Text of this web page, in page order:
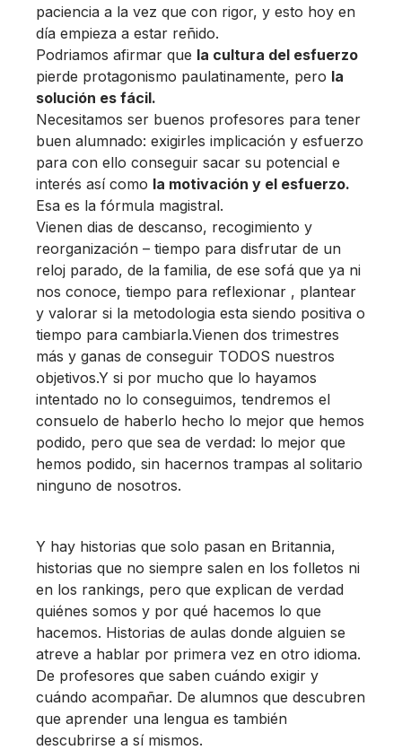
paciencia a la vez que con rigor, y esto hoy en
día empieza a estar reñido.
Podriamos afirmar que la cultura del esfuerzo
pierde protagonismo paulatinamente, pero la
solución es fácil.
Necesitamos ser buenos profesores para tener
buen alumnado: exigirles implicación y esfuerzo
para con ello conseguir sacar su potencial e
interés así como la motivación y el esfuerzo.
Esa es la fórmula magistral.
Vienen dias de descanso, recogimiento y
reorganización – tiempo para disfrutar de un
reloj parado, de la familia, de ese sofá que ya ni
nos conoce, tiempo para reflexionar , plantear
y valorar si la metodologia esta siendo positiva o
tiempo para cambiarla.Vienen dos trimestres
más y ganas de conseguir TODOS nuestros
objetivos.Y si por mucho que lo hayamos
intentado no lo conseguimos, tendremos el
consuelo de haberlo hecho lo mejor que hemos
podido, pero que sea de verdad: lo mejor que
hemos podido, sin hacernos trampas al solitario
ninguno de nosotros.
Y hay historias que solo pasan en Britannia,
historias que no siempre salen en los folletos ni
en los rankings, pero que explican de verdad
quiénes somos y por qué hacemos lo que
hacemos. Historias de aulas donde alguien se
atreve a hablar por primera vez en otro idioma.
De profesores que saben cuándo exigir y
cuándo acompañar. De alumnos que descubren
que aprender una lengua es también
descubrirse a sí mismos.